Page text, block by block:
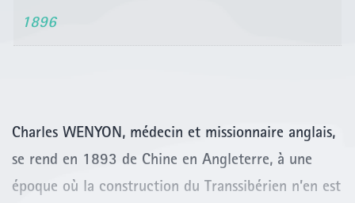
1896
Charles WENYON, médecin et missionnaire anglais,
se rend en 1893 de Chine en Angleterre, à une
époque où la construction du Transsibérien n’en est